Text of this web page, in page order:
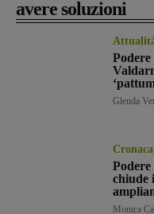
avere soluzioni
Glenda
Cronaca
chiude
Monica